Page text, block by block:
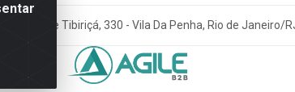
Rua Alice Tibiriçá, 330 - Vila Da Penha, Rio de Janeiro/